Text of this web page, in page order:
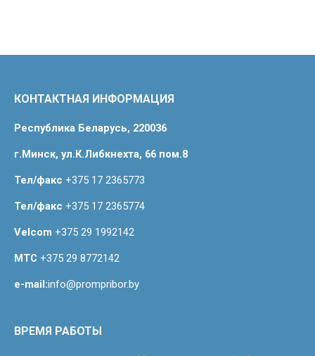
КОНТАКТНАЯ ИНФОРМАЦИЯ
Республика Беларусь, 220036
г.Минск, ул.К.Либкнехта, 66 пом.8
Тел/факс +375 17 2365773
Тел/факс +375 17 2365774
Velcom +375 29 1992142
МТС +375 29 8772142
e-mail:info@prompribor.by
ВРЕМЯ РАБОТЫ